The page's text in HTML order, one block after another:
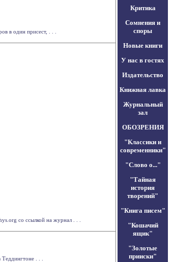
в один присест, . . .
со ссылкой на журнал . . .
. . .
Критика
Сомнения и
споры
Новые книги
У нас в гостях
Издательство
Книжная лавка
Журнальный
зал
ОБОЗРЕНИЯ
"Классики и
современники"
"Слово о..."
"Тайная
история
творений"
"Книга писем"
"Кошачий
ящик"
"Золотые
прииски"